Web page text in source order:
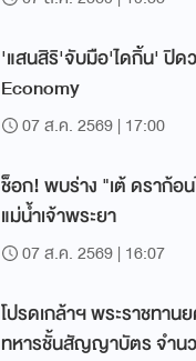
'แสนสิริ'จับมือ'ไดกิ้น' ปิด
Economy
07 ส.ค. 2569 | 17:00
ช็อก! พบร่าง "เต้ ดราก้อ
แม่น้ำเจ้าพระยา
07 ส.ค. 2569 | 16:07
โปรดเกล้าฯ พระราชทาน
ทหารชั้นสัญญาบัตร จำน